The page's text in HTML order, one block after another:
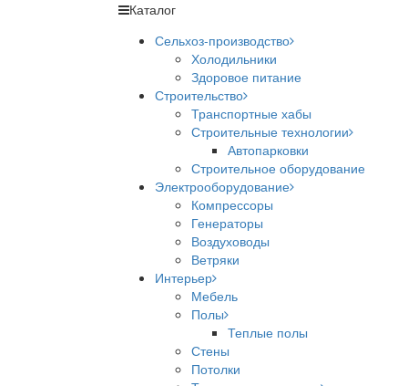
Каталог
Сельхоз-производство
Холодильники
Здоровое питание
Строительство
Транспортные хабы
Строительные технологии
Автопарковки
Строительное оборудование
Электрооборудование
Компрессоры
Генераторы
Воздуховоды
Ветряки
Интерьер
Мебель
Полы
Теплые полы
Стены
Потолки